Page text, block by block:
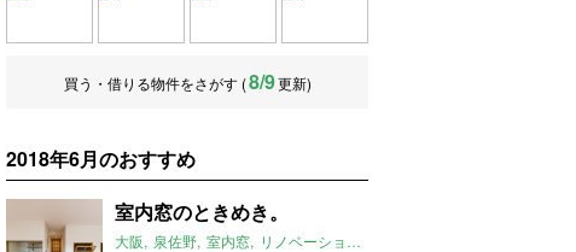
買う・借りる物件をさがす (8/9更新)
2018年6月のおすすめ
室内窓のときめき。
大阪 泉佐野 室内窓 リノベーション